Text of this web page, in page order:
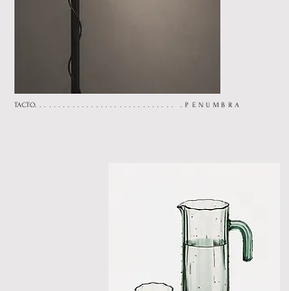
TACTO.............................. .PENUMBRA